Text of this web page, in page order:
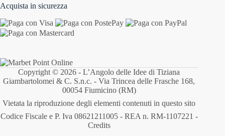
Acquista in sicurezza
Copyright © 2026 - L’Angolo delle Idee di Tiziana
Giambartolomei & C. S.n.c. - Via Trincea delle Frasche 168,
00054 Fiumicino (RM)
Vietata la riproduzione degli elementi contenuti in questo sito
Codice Fiscale e P. Iva 08621211005 - REA n. RM-1107221 -
Credits